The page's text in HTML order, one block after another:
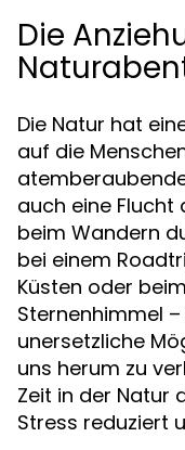
Die
Die Natur hat
auf die
auch eine Flucht
beim Wandern
bei einem
Küsten oder
Sternenhimmel
unersetzliche
uns herum zu
Zeit in der Natur
Stress reduziert